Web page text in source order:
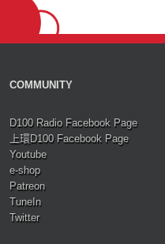
COMMUNITY
D100 Radio Facebook Page
上環D100 Facebook Page
Youtube
e-shop
Patreon
TuneIn
Twitter